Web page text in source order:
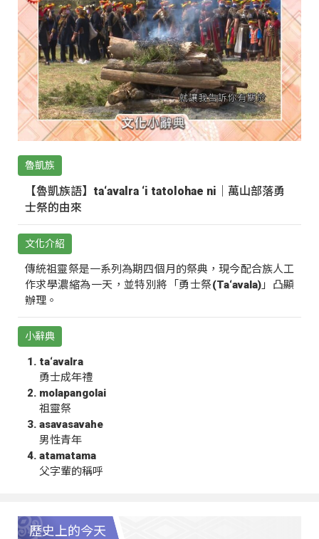
魯凱族
【魯凱族語】ta‘avalra ‘i tatolohae ni｜萬山部落勇
士祭的由來
文化介紹
傳統祖靈祭是一系列為期四個月的祭典，現今配合族人工
作求學濃縮為一天，並特別將「勇士祭(Ta‘avala)」凸顯
辦理。
小辭典
ta‘avalra
勇士成年禮
molapangolai
祖靈祭
asavasavahe
男性青年
atamatama
父字輩的稱呼
歷史上的今天